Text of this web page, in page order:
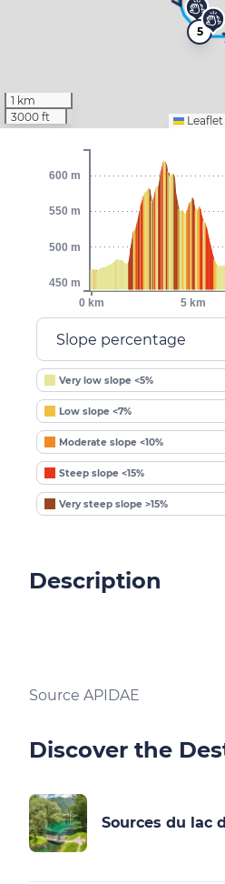
5
1 km
3000 ft
Leaflet
Slope percentage
Very low slope <5%
Low slope <7%
Moderate slope <10%
Steep slope <15%
Very steep slope >15%
0 km 5 km
450 m
500 m
550 m
600 m
Description
Source APIDAE
Discover the
Sources du lac